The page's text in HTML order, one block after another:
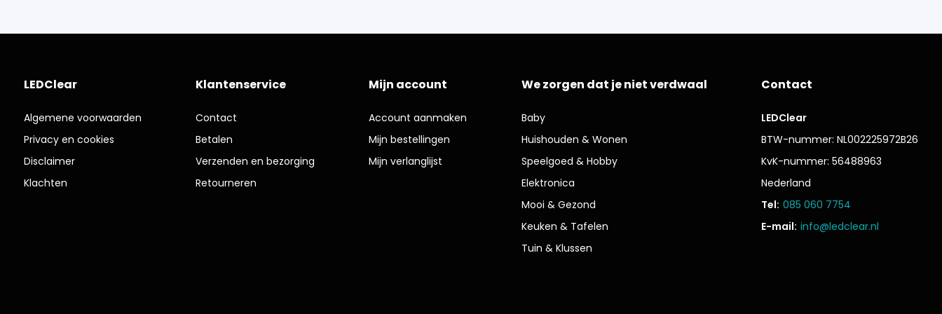
LEDClear
Algemene voorwaarden
Privacy en cookies
Disclaimer
Klachten
Klantenservice
Contact
Betalen
Verzenden en bezorging
Retourneren
Mijn account
Account aanmaken
Mijn bestellingen
Mijn verlanglijst
We zorgen dat je niet verdwaal
Baby
Huishouden & Wonen
Speelgoed & Hobby
Elektronica
Mooi & Gezond
Keuken & Tafelen
Tuin & Klussen
Contact
LEDClear
BTW-nummer: NL002225972B26
KvK-nummer: 56488963
Nederland
Tel: 085 060 7754
E-mail: info@ledclear.nl